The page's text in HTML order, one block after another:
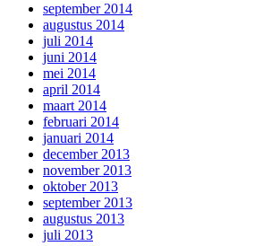
september 2014
augustus 2014
juli 2014
juni 2014
mei 2014
april 2014
maart 2014
februari 2014
januari 2014
december 2013
november 2013
oktober 2013
september 2013
augustus 2013
juli 2013